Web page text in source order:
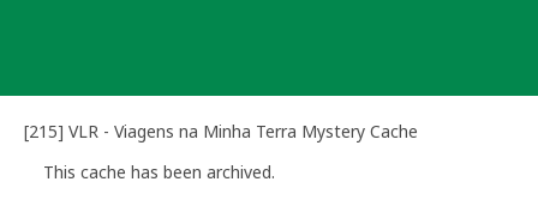
[215] VLR - Viagens na Minha Terra Mystery Cache
This cache has been archived.